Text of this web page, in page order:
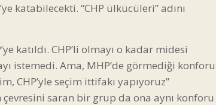
katabilecekti. “CHP ülkücüleri” adını
katıldı. CHP’li olmayı o kadar midesi
istemedi. Ama, MHP’de görmediği konforu
CHP’yle seçim ittifakı yapıyoruz”
çevresini saran bir grup da ona aynı konforu